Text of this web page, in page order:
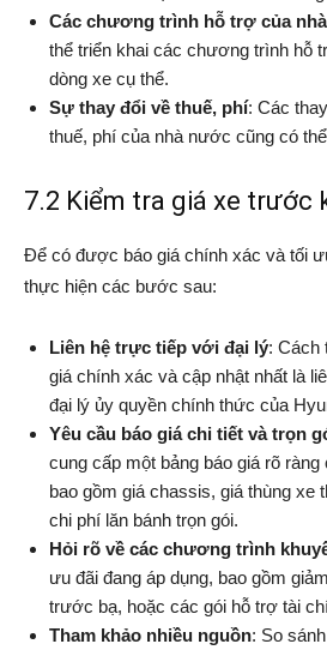
Các chương trình hỗ trợ của
thể triển khai các chương trình hỗ
dòng xe cụ thể.
Sự thay đổi về thuế, phí: Các
thuế, phí của nhà nước cũng có
7.2 Kiểm tra giá xe trước
Để có được báo giá chính xác và tối
thực hiện các bước sau:
Liên hệ trực tiếp với đại lý: Cách
giá chính xác và cập nhật nhất là
đại lý ủy quyền chính thức của
Yêu cầu báo giá chi tiết và trọn
cung cấp một bảng báo giá rõ
bao gồm giá chassis, giá thùng xe
chi phí lăn bánh trọn gói.
Hỏi rõ về các chương trình
ưu đãi đang áp dụng, bao gồm
trước bạ, hoặc các gói hỗ trợ tài
Tham khảo nhiều nguồn: So